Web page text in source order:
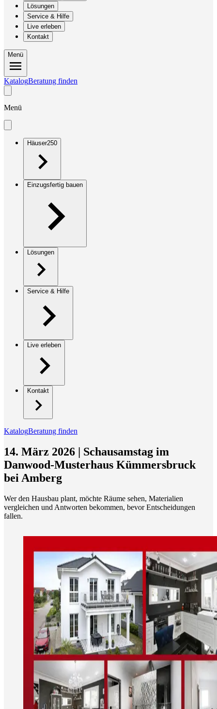
Lösungen
Service & Hilfe
Live erleben
Kontakt
Menü
KatalogBeratung finden
Menü
Häuser250
Einzugsfertig bauen
Lösungen
Service & Hilfe
Live erleben
Kontakt
KatalogBeratung finden
14. März 2026 | Schausamstag im
Danwood-Musterhaus Kümmersbruck
bei Amberg
Wer den Hausbau plant, möchte Räume sehen, Materialien
vergleichen und Antworten bekommen, bevor Entscheidungen
fallen.